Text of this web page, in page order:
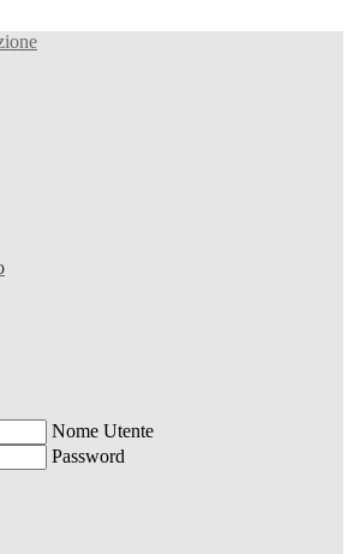
Nome Utente
Password